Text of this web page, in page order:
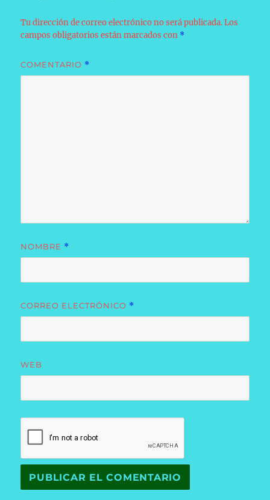
Tu dirección de correo electrónico no será publicada. Los
campos obligatorios están marcados con *
COMENTARIO *
NOMBRE *
CORREO ELECTRÓNICO *
WEB